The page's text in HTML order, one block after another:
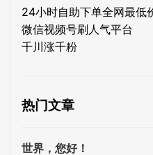
24小时自助下单全网最低
微信视频号刷人气平台
千川涨千粉
热门文章
世界，您好！